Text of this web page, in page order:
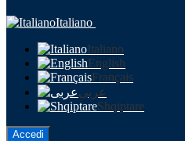
Italiano
Italiano
English
Français
عربى
Shqiptare
Accedi